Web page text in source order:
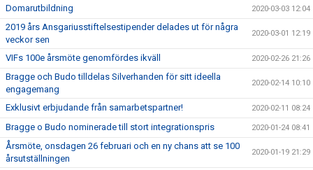
Domarutbildning 2020-03-03 12:04
2019 års Ansgariusstiftelsestipender delades ut för några
veckor sen
2020-03-01 12:19
VIFs 100e årsmöte genomfördes ikväll 2020-02-26 21:26
Bragge och Budo tilldelas Silverhanden för sitt ideella
engagemang
2020-02-14 10:10
Exklusivt erbjudande från samarbetspartner! 2020-02-11 08:24
Bragge o Budo nominerade till stort integrationspris 2020-01-24 08:41
Årsmöte, onsdagen 26 februari och en ny chans att se 100
årsutställningen
2020-01-19 21:29